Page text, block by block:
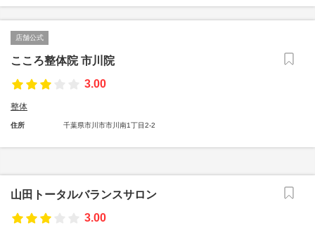
店舗公式
こころ整体院 市川院
3.00
整体
住所 千葉県市川市市川南1丁目2-2
山田トータルバランスサロン
3.00